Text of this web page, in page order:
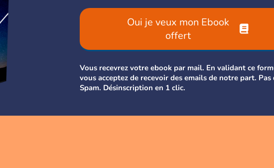
Oui je veux mon Ebook
offert
Vous recevrez votre ebook par mail. En validant ce
vous acceptez de recevoir des emails de notre part. Pas
Spam. Désinscription en 1 clic.